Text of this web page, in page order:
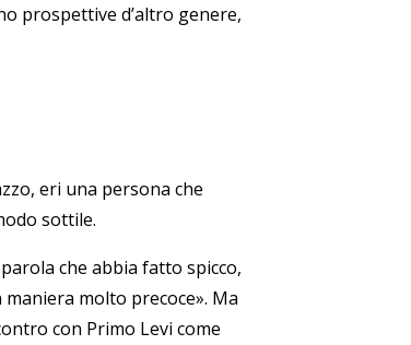
prospettive d’altro genere,
eri una persona che
sottile.
che abbia fatto spicco,
molto precoce». Ma
con Primo Levi come